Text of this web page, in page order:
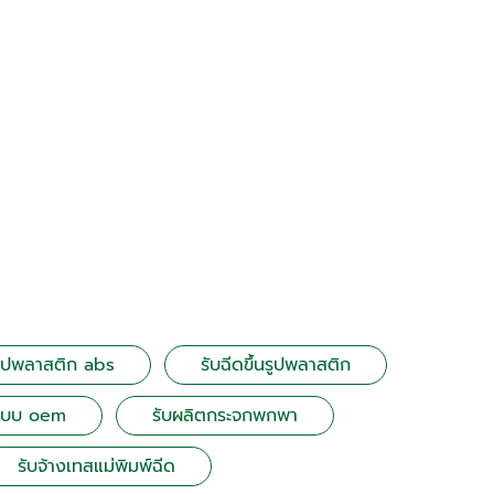
พลาสติก abs
รับฉีดขึ้นรูปพลาสติก
บ oem
รับผลิตกระจกพกพา
รับจ้างเทสแม่พิมพ์ฉีด